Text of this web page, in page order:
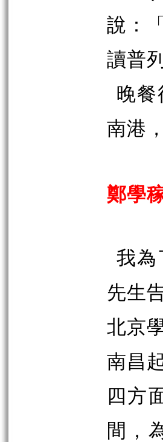
說：
讀普
晚餐
南港
鄭學
我為
先生
北京
南昌
四方
間，